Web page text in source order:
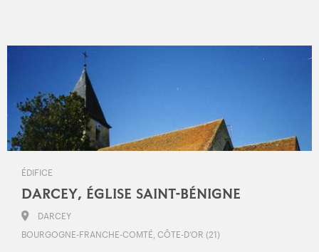
ÉDIFICE
DARCEY, ÉGLISE SAINT-BÉNIGNE
DARCEY
BOURGOGNE-FRANCHE-COMTÉ, CÔTE-D’OR (21)